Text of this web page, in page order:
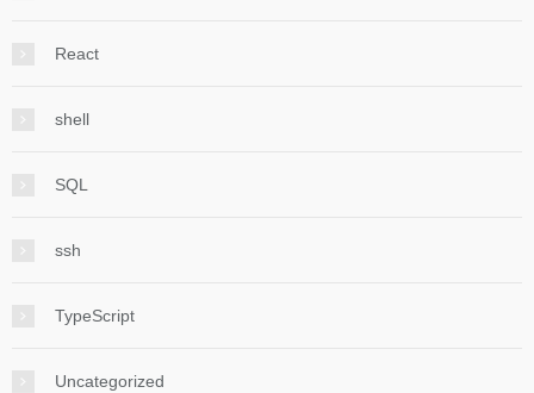
React
shell
SQL
ssh
TypeScript
Uncategorized